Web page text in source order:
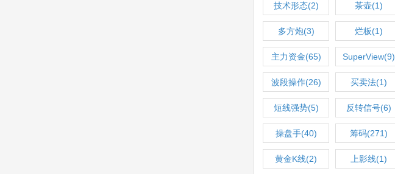
技术形态(2) 茶壶(1)
多方炮(3) 烂板(1)
主力资金(65) SuperView(9)
波段操作(26) 买卖法(1)
短线强势(5) 反转信号(6)
操盘手(40) 筹码(271)
黄金K线(2) 上影线(1)